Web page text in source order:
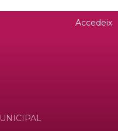
Accedeix